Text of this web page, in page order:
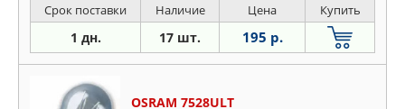
Срок поставки Наличие Цена Купить
1 дн. 17 шт. 195 р.
OSRAM 7528ULT